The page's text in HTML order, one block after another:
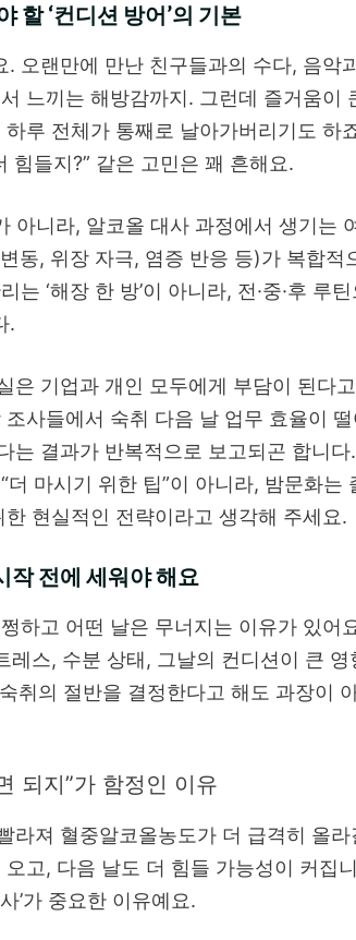
할 ‘컨디션 방어’의 기본
. 오랜만에 만난 친구들과의 수다, 음악
느끼는 해방감까지. 그런데 즐거움이
루 전체가 통째로 날아가버리기도 하
힘들지?” 같은 고민은 꽤 흔해요.
아니라, 알코올 대사 과정에서 생기는
동, 위장 자극, 염증 반응 등)가 복합적
는 ‘해장 한 방’이 아니라, 전·중·후 루
.
은 기업과 개인 모두에게 부담이 된다
사들에서 숙취 다음 날 업무 효율이 떨
는 결과가 반복적으로 보고되곤 합니다
마시기 위한 팁”이 아니라, 밤문화는
현실적인 전략이라고 생각해 주세요.
작 전에 세워야 해요
하고 어떤 날은 무너지는 이유가 있어
레스, 수분 상태, 그날의 컨디션이 큰 영
취의 절반을 결정한다고 해도 과장이
되지”가 함정인 이유
라져 혈중알코올농도가 더 급격히 올라
고, 다음 날도 더 힘들 가능성이 커집
’가 중요한 이유예요.